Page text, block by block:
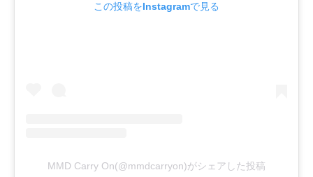
この投稿をInstagramで見る
MMD Carry On(@mmdcarryon)がシェアした投稿